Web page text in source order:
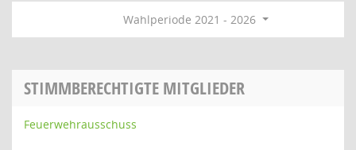
Wahlperiode 2021 - 2026
STIMMBERECHTIGTE MITGLIEDER
Feuerwehrausschuss